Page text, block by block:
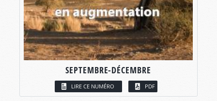
SEPTEMBRE-DÉCEMBRE
LIRE CE NUMÉRO PDF